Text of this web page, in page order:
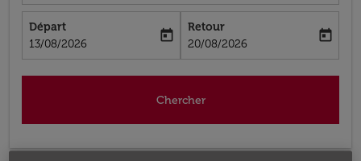
Départ
fc-booking-departure-date-aria-label
13/08/2026
today
Retour
fc-booking-return-date-aria-label
20/08/2026
today
Chercher